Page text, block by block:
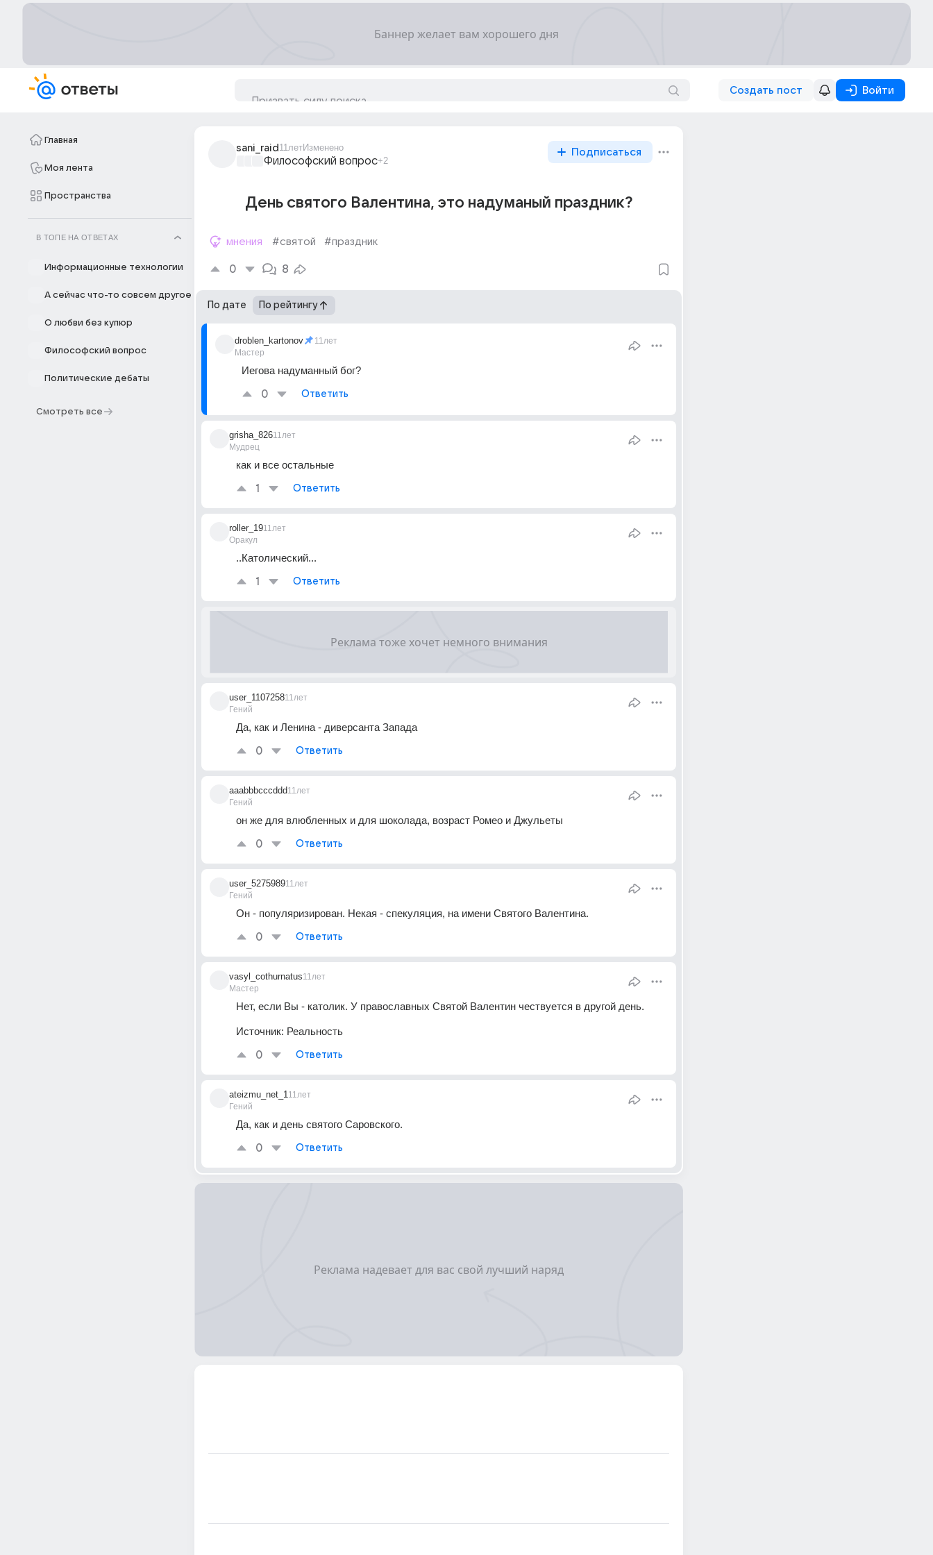
Создать пост Войти
Главная
Моя лента
Пространства
В ТОПЕ НА ОТВЕТАХ
Информационные технологии
А сейчас что-то совсем другое
О любви без купюр
Философский вопрос
Политические дебаты
Смотреть все
sani_raid 11летИзменено
Философский вопрос+2
Подписаться
День святого Валентина, это надуманый праздник?
мнения #святой #праздник
0 8
По дате По рейтингу
droblen_kartonov
Мастер
11лет
Иегова надуманный бог?
0 Ответить
grisha_826
Мудрец
11лет
как и все остальные
1 Ответить
roller_19
Оракул
11лет
..Католический...
1 Ответить
user_1107258
Гений
11лет
Да, как и Ленина - диверсанта Запада
0 Ответить
aaabbbcccddd
Гений
11лет
он же для влюбленных и для шоколада, возраст Ромео и Джульеты
0 Ответить
user_5275989
Гений
11лет
Он - популяризирован. Некая - спекуляция, на имени Святого Валентина.
0 Ответить
vasyl_cothurnatus
Мастер
11лет
Нет, если Вы - католик. У православных Святой Валентин чествуется в другой день.
Источник: Реальность
0 Ответить
ateizmu_net_1
Гений
11лет
Да, как и день святого Саровского.
0 Ответить